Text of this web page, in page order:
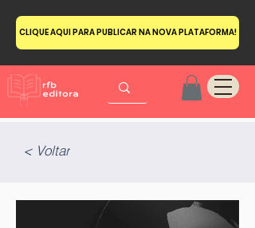
CLIQUE AQUI PARA PUBLICAR NA NOVA PLATAFORMA!
< Voltar